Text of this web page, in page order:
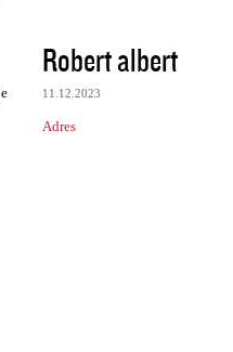
Robert albert
11.12.2023
Adres